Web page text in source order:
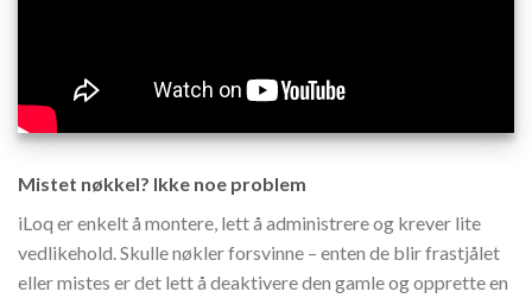
Mistet nøkkel? Ikke noe problem
iLoq er enkelt å montere, lett å administrere og krever lite
vedlikehold. Skulle nøkler forsvinne – enten de blir frastjålet
eller mistes er det lett å deaktivere den gamle og opprette en